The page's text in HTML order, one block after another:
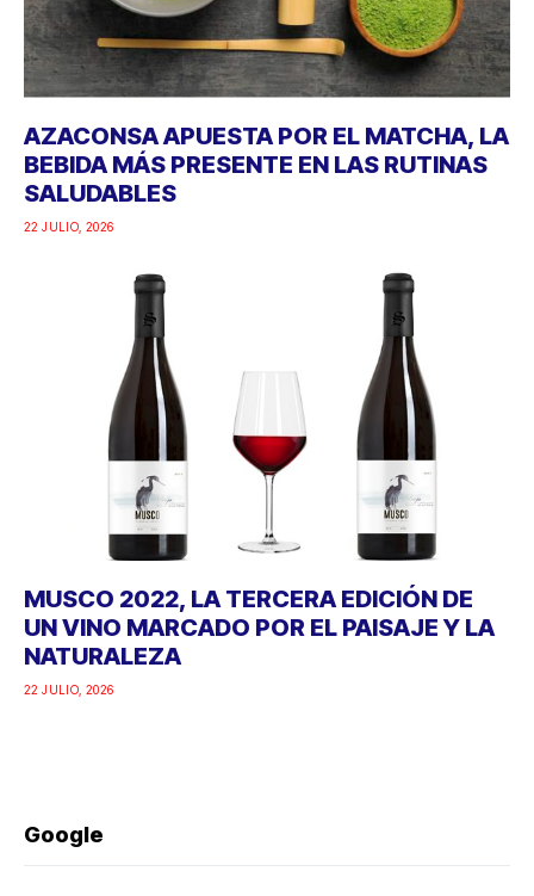
AZACONSA APUESTA POR EL MATCHA, LA
BEBIDA MÁS PRESENTE EN LAS RUTINAS
SALUDABLES
22 JULIO, 2026
MUSCO 2022, LA TERCERA EDICIÓN DE
UN VINO MARCADO POR EL PAISAJE Y LA
NATURALEZA
22 JULIO, 2026
Google